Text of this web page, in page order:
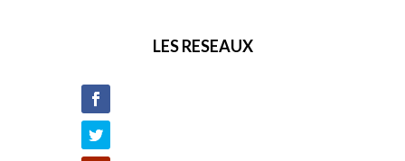
LES RESEAUX